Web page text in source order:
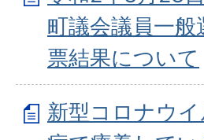
町議会議員一般
票結果について
新型コロナウ